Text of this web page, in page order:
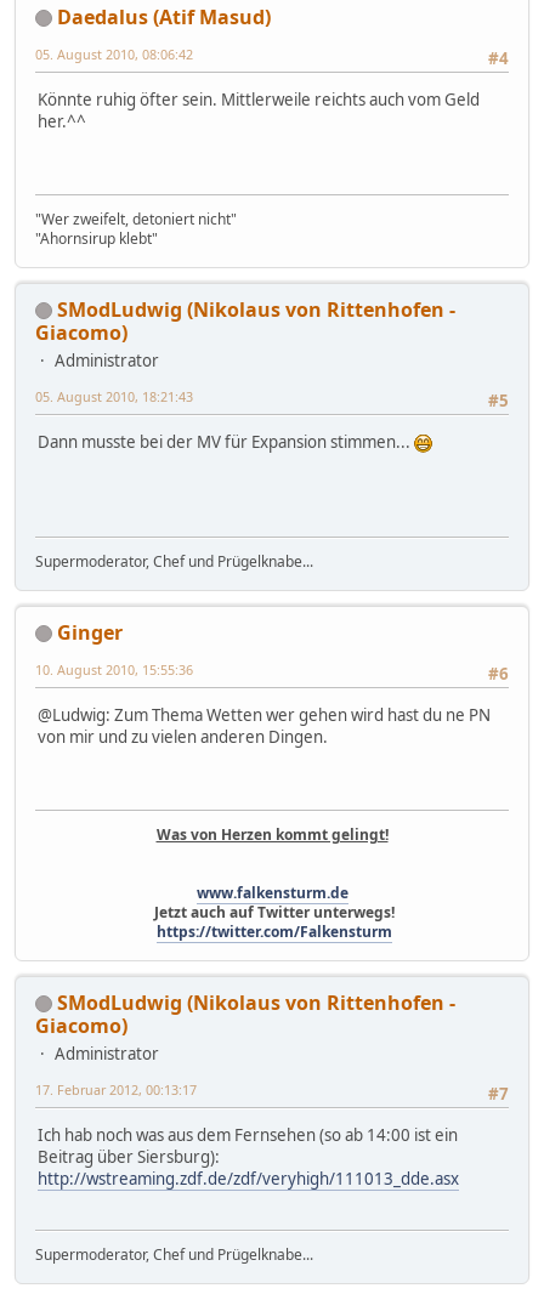
Daedalus (Atif Masud)
#4
05. August 2010, 08:06:42
Könnte ruhig öfter sein. Mittlerweile reichts auch vom Geld
her.^^
"Wer zweifelt, detoniert nicht"
"Ahornsirup klebt"
SModLudwig (Nikolaus von Rittenhofen -
Giacomo)
Administrator
#5
05. August 2010, 18:21:43
Dann musste bei der MV für Expansion stimmen...
Supermoderator, Chef und Prügelknabe...
Ginger
#6
10. August 2010, 15:55:36
@Ludwig: Zum Thema Wetten wer gehen wird hast du ne PN
von mir und zu vielen anderen Dingen.
Was von Herzen kommt gelingt!
www.falkensturm.de
Jetzt auch auf Twitter unterwegs!
https://twitter.com/Falkensturm
SModLudwig (Nikolaus von Rittenhofen -
Giacomo)
Administrator
#7
17. Februar 2012, 00:13:17
Ich hab noch was aus dem Fernsehen (so ab 14:00 ist ein
Beitrag über Siersburg):
http://wstreaming.zdf.de/zdf/veryhigh/111013_dde.asx
Supermoderator, Chef und Prügelknabe...